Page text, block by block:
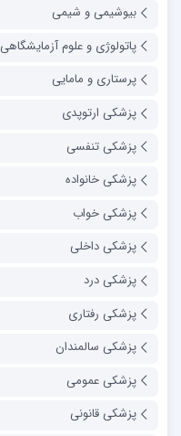
بیوشیمی و شیمی
پاتولوژی و علوم آزمایشگاهی
پرستاری و مامایی
پزشکی ارتوپدی
پزشکی تنفسی
پزشکی خانواده
پزشکی خواب
پزشکی داخلی
پزشکی درد
پزشکی رفتاری
پزشکی سالمندان
پزشکی عمومی
پزشکی قانونی